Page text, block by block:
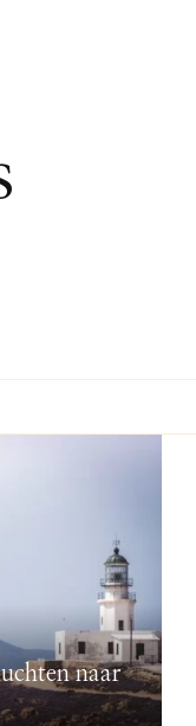
naar